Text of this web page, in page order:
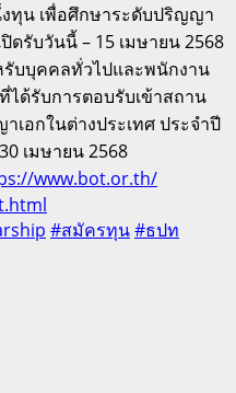
ทุน เพื่อศึกษาระดับปริญญา
ดรับวันนี้ – 15 เมษายน 2568
บบุคคลทั่วไปและพนักงาน
ได้รับการตอบรับเข้าสถาน
อกในต่างประเทศ ประจำปี
เมษายน 2568
www.bot.or.th/
#สมัครทุน#ธปท